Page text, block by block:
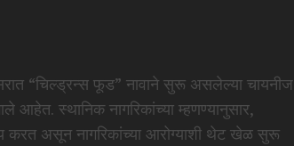
“चिल्ड्रन्स फूड” नावाने सुरू असलेल्या चायनीज
आहेत. स्थानिक नागरिकांच्या म्हणण्यानुसार,
करत असून नागरिकांच्या आरोग्याशी थेट खेळ सुरू